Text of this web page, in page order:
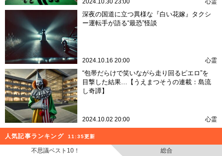
2024.10.30 23:00 心霊
深夜の国道に立つ異様な『白い花嫁』タクシ
ー運転手が語る“最恐”怪談
2024.10.16 20:00 心霊
“包帯だらけで笑いながら走り回るピエロ”を
目撃した結果…【うえまつそうの連載：島流
し奇譚】
2024.10.02 20:00 心霊
人気記事ランキング 11:35更新
不思議ベスト10！ 総合